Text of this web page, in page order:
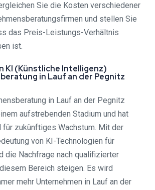
Sie die Kosten verschiedener
und stellen Sie
das Preis-Leistungs-Verhältnis
ist.
KI (Künstliche Intelligenz)
in Lauf an der Pegnitz
in Lauf an der Pegnitz
aufstrebenden Stadium und hat
zukünftiges Wachstum. Mit der
von KI-Technologien für
die Nachfrage nach qualifizierter
Bereich steigen. Es wird
mehr Unternehmen in Lauf an der